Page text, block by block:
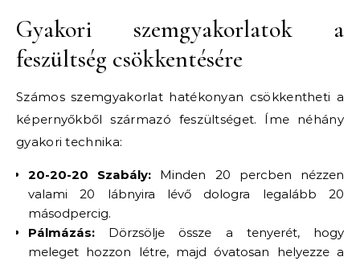
Gyakori szemgyakorlatok a
feszültség csökkentésére
Számos szemgyakorlat hatékonyan csökkentheti a
képernyőkből származó feszültséget. Íme néhány
gyakori technika:
20-20-20 Szabály: Minden 20 percben nézzen
valami 20 lábnyira lévő dologra legalább 20
másodpercig.
Pálmázás: Dörzsölje össze a tenyerét, hogy
meleget hozzon létre, majd óvatosan helyezze a